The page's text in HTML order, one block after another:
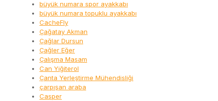
büyük numara spor ayakkabı
büyük numara topuklu ayakkabı
CacheFly
Çağatay Akman
Çağlar Dursun
Çağler Eğer
Çalışma Masam
Can Yiğiterol
Çanta Yerleştirme Mühendisliği
çarpışan araba
Casper